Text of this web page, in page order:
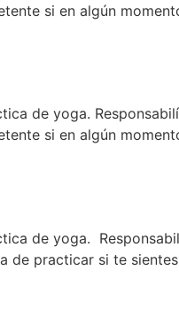
si en algún
de yoga.
si en algún
de yoga.
practicar si te